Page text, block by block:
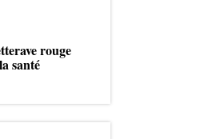
rouge
santé